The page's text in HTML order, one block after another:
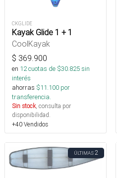
CKGLIDE
Kayak Glide 1 + 1
CoolKayak
$ 369.900
en 12cuotas de $30.825sin
interés
ahorras $11.100 por
transferencia.
Sin stock, consulta por
disponibilidad.
+40 Vendidos
ÚLTIMAS2